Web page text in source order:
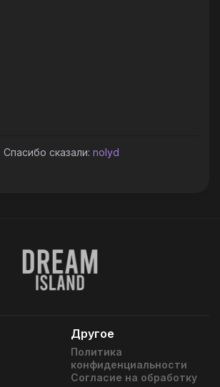
Спасибо сказали: nolyd
Другое
Политика
конфиденциальности
Согласие на обработку